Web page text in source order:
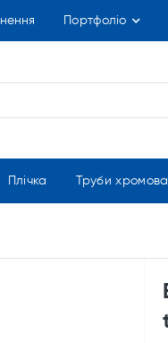
Портфоліо
Плічка Труби